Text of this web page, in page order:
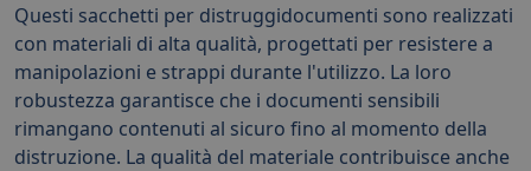
Questi sacchetti per distruggidocumenti sono realizzati
con materiali di alta qualità, progettati per resistere a
manipolazioni e strappi durante l'utilizzo. La loro
robustezza garantisce che i documenti sensibili
rimangano contenuti al sicuro fino al momento della
distruzione. La qualità del materiale contribuisce anche